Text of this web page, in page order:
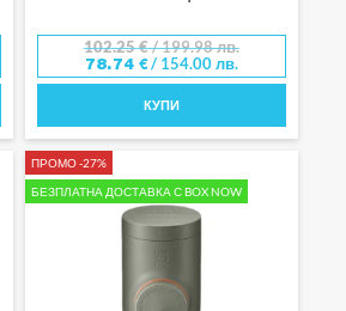
102.25€/ 199.98 лв.
78.74 €/ 154.00 лв.
КУПИ
ПРОМО -27%
БЕЗПЛАТНА ДОСТАВКА С BOX NOW